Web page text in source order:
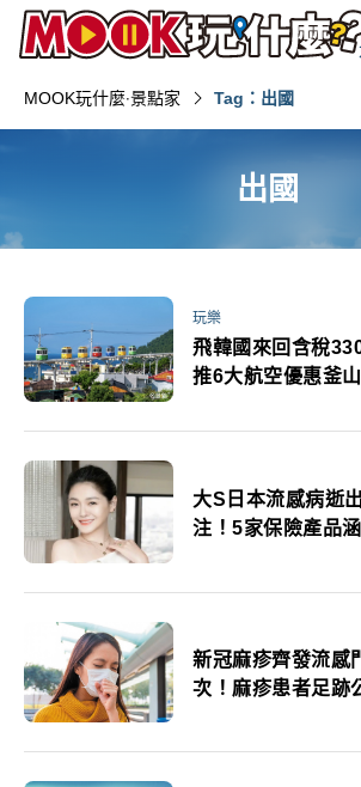
MOOK玩什麼‧景點家 Tag：出國
出國
玩樂
飛韓國來回含稅
推6大航空優惠釜
大S日本流感病逝
注！5家保險產品
新冠麻疹齊發流感
次！麻疹患者足跡